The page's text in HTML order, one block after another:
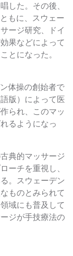
した。その後、
もに、スウェー
ージ研究、ドイ
果などによって
とになった。
体操の創始者で
版）によって医
られ、このマッ
るようになっ
典的マッサージ
ーチを重視し、
。スウェーデン
ものとみられて
域にも普及して
ジが手技療法の